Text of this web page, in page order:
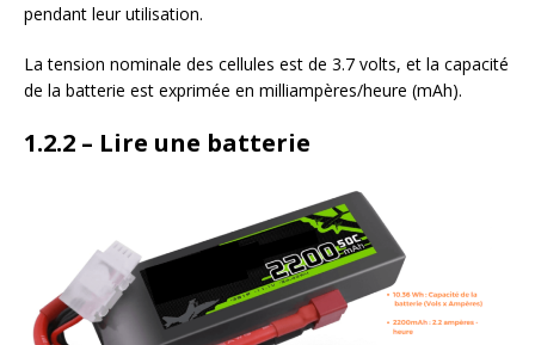
pendant leur utilisation.
La tension nominale des cellules est de 3.7 volts, et la capacité
de la batterie est exprimée en milliampères/heure (mAh).
1.2.2 – Lire une batterie